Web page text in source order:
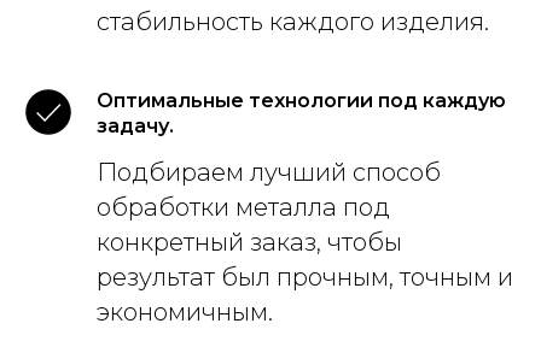
стабильность каждого изделия.
Оптимальные технологии под каждую
задачу.
Подбираем лучший способ
обработки металла под
конкретный заказ, чтобы
результат был прочным, точным и
экономичным.